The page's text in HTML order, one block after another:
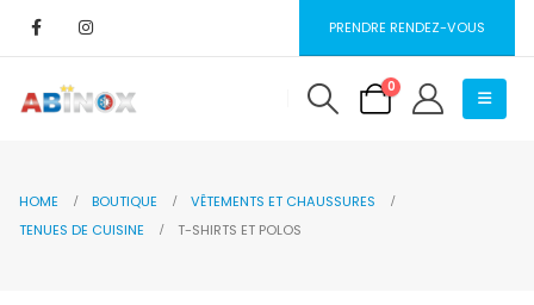
PRENDRE RENDEZ-VOUS
0
HOME BOUTIQUE
VÊTEMENTS ET CHAUSSURES
TENUES DE CUISINE
T-SHIRTS ET POLOS